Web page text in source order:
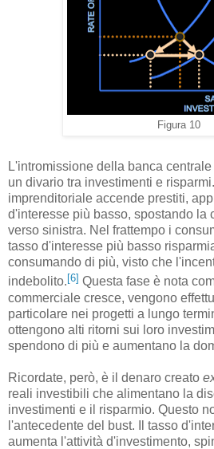
Figura 10
L'intromissione della banca
un divario tra investimenti e
imprenditoriale accende prestiti,
d'interesse più basso, spostando la
verso sinistra. Nel frattempo i
tasso d'interesse più basso
consumando di più, visto che
indebolito.[6] Questa fase è nota
commerciale cresce, vengono
particolare nei progetti a lungo
ottengono alti ritorni sui loro
spendono di più e aumentano la
Ricordate, però, è il denaro creato
reali investibili che alimentano la
investimenti e il risparmio. Questo
l'antecedente del bust. Il tasso
aumenta l'attività d'investimento,